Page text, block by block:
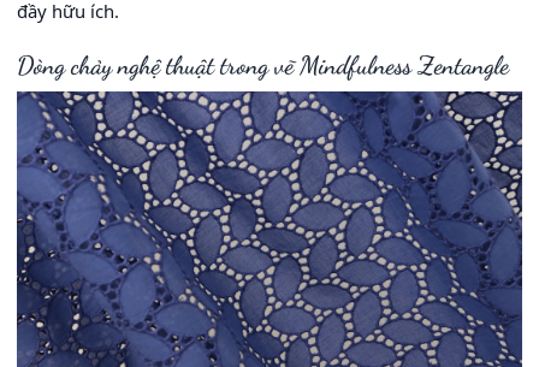
đầy hữu ích.
Dòng chảy nghệ thuật trong vẽ Mindfulness Zentangle